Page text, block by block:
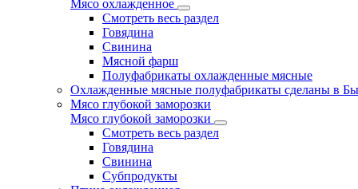
Мясо охлажденное
Смотреть весь раздел
Говядина
Свинина
Мясной фарш
Полуфабрикаты охлажденные мясные
Охлажденные мясные полуфабрикаты сделаны в
Мясо глубокой заморозки
Мясо глубокой заморозки
Смотреть весь раздел
Говядина
Свинина
Субпродукты